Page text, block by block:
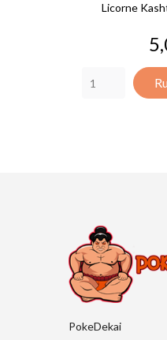
Licorne
PokeDekai